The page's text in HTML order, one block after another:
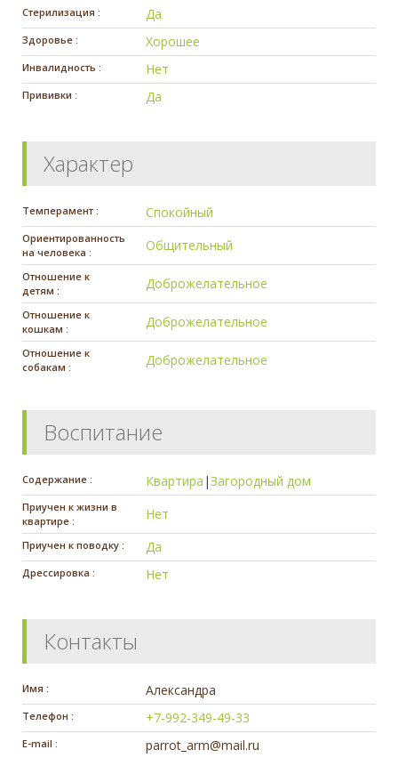
Стерилизация : Да
Здоровье : Хорошее
Инвалидность : Нет
Прививки : Да
Характер
Темперамент : Спокойный
Ориентированность
на человека :
Общительный
Отношение к
детям :
Доброжелательное
Отношение к
кошкам :
Доброжелательное
Отношение к
собакам :
Доброжелательное
Воспитание
Содержание : Квартира |Загородный дом
Приучен к жизни в
квартире :
Нет
Приучен к поводку : Да
Дрессировка : Нет
Контакты
Имя : Александра
Телефон : +7-992-349-49-33
E-mail : parrot_arm@mail.ru